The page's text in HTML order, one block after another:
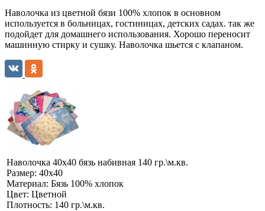
Наволочка из цветной бязи 100% хлопок в основном
используется в больницах, гостиницах, детских садах. так же
подойдет для домашнего использования. Хорошо переносит
машинную стирку и сушку. Наволочка шьется с клапаном.
Наволочка 40х40 бязь набивная 140 гр.\м.кв.
Размер: 40х40
Материал: Бязь 100% хлопок
Цвет: Цветной
Плотность: 140 гр.\м.кв.